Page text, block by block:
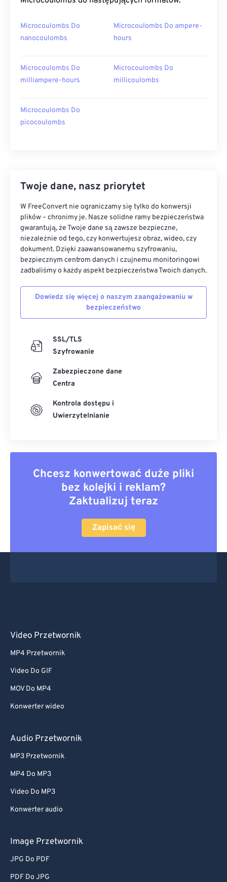
Microcoulombs Do
nanocoulombs
Microcoulombs Do ampere-
hours
Microcoulombs Do
milliampere-hours
Microcoulombs Do
millicoulombs
Microcoulombs Do
picocoulombs
Twoje dane, nasz priorytet
W FreeConvert nie ograniczamy się tylko do konwersji
plików – chronimy je. Nasze solidne ramy bezpieczeństwa
gwarantują, że Twoje dane są zawsze bezpieczne,
niezależnie od tego, czy konwertujesz obraz, wideo, czy
dokument. Dzięki zaawansowanemu szyfrowaniu,
bezpiecznym centrom danych i czujnemu monitoringowi
zadbaliśmy o każdy aspekt bezpieczeństwa Twoich danych.
Dowiedz się więcej o naszym zaangażowaniu w
bezpieczeństwo
SSL/TLS
Szyfrowanie
Zabezpieczone dane
Centra
Kontrola dostępu i
Uwierzytelnianie
Chcesz konwertować duże pliki
bez kolejki i reklam?
Zaktualizuj teraz
Zapisać się
Video Przetwornik
MP4 Przetwornik
Video Do GIF
MOV Do MP4
Konwerter wideo
Audio Przetwornik
MP3 Przetwornik
MP4 Do MP3
Video Do MP3
Konwerter audio
Image Przetwornik
JPG Do PDF
PDF Do JPG